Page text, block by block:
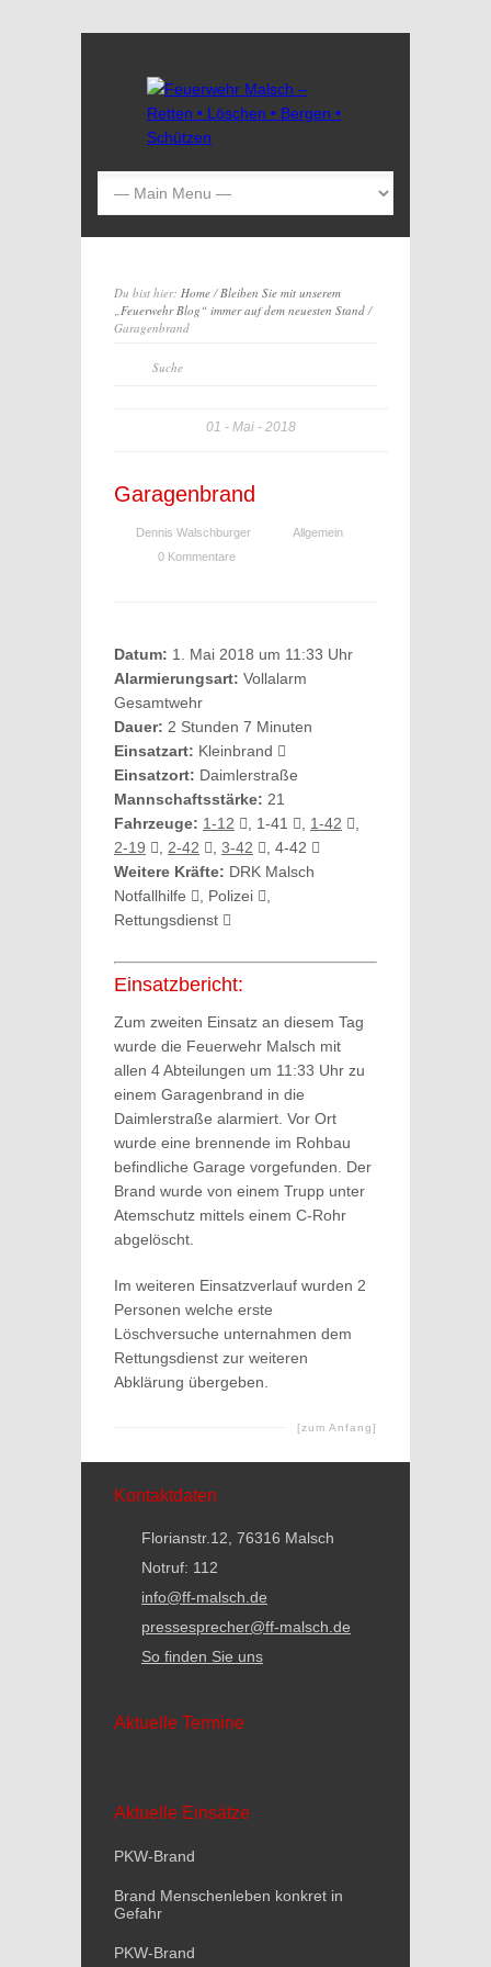
Du bist hier: Home/Bleiben Sie mit unserem
„Feuerwehr Blog“ immer auf dem neuesten Stand/
Garagenbrand
01 Mai 2018
Garagenbrand
Dennis Walschburger
Allgemein
0 Kommentare
Datum: 1. Mai 2018 um 11:33 Uhr
Alarmierungsart: Vollalarm
Gesamtwehr
Dauer: 2 Stunden 7 Minuten
Einsatzart: Kleinbrand
Einsatzort: Daimlerstraße
Mannschaftsstärke: 21
Fahrzeuge: 1-12 , 1-41 1-42
2-19
2-42 3-42
, 4-42
Weitere Kräfte: DRK Malsch
Notfallhilfe
, Polizei
Rettungsdienst
Einsatzbericht:
Zum zweiten Einsatz an diesem Tag
wurde die Feuerwehr Malsch mit
allen 4 Abteilungen um 11:33 Uhr zu
einem Garagenbrand in die
Daimlerstraße alarmiert. Vor Ort
wurde eine brennende im Rohbau
befindliche Garage vorgefunden. Der
Brand wurde von einem Trupp unter
Atemschutz mittels einem C-Rohr
abgelöscht.
Im weiteren Einsatzverlauf wurden 2
Personen welche erste
Löschversuche unternahmen dem
Rettungsdienst zur weiteren
Abklärung übergeben.
[zum Anfang]
Kontaktdaten
Florianstr.12, 76316 Malsch
Notruf: 112
info@ff-malsch.de
pressesprecher@ff-malsch.de
So finden Sie uns
Aktuelle Termine
Aktuelle Einsätze
PKW-Brand
Brand Menschenleben konkret in
Gefahr
PKW-Brand